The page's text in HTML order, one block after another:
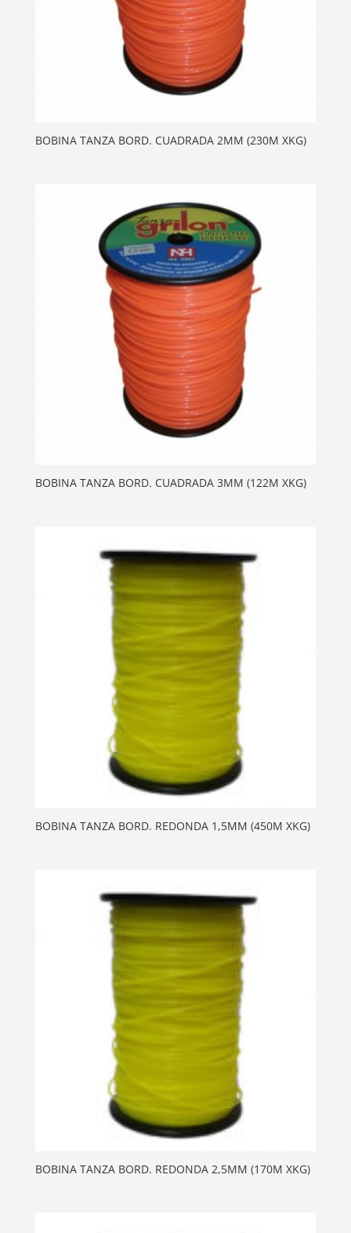
BOBINA TANZA BORD. CUADRADA 2MM (230M XKG)
BOBINA TANZA BORD. CUADRADA 3MM (122M XKG)
BOBINA TANZA BORD. REDONDA 1,5MM (450M XKG)
BOBINA TANZA BORD. REDONDA 2,5MM (170M XKG)